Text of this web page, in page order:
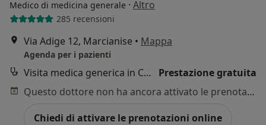
Medico di medicina generale · Altro
285 recensioni
Via Adige 12, Marcianise • Mappa
Agenda per i pazienti
Visita medica generica in CONVENZIONE
Prestazione gratuita
Questo dottore non ha ancora attivato le prenotazioni online presso questo indirizzo.
Chiedi di attivare le prenotazioni online